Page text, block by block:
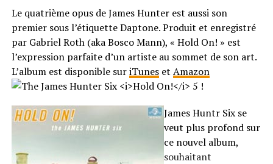
Le quatrième opus de James Hunter est aussi son
premier sous l’étiquette Daptone. Produit et enregistré
par Gabriel Roth (aka Bosco Mann), « Hold On! » est
l’expression parfaite d’un artiste au sommet de son art.
L’album est disponible suriTuneset Amazon
!
James Huntr Six se
veut plus profond sur
ce nouvel album,
souhaitant